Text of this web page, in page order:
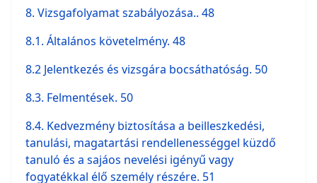
8. Vizsgafolyamat szabályozása.. 48
8.1. Általános követelmény. 48
8.2 Jelentkezés és vizsgára bocsáthatóság. 50
8.3. Felmentések. 50
8.4. Kedvezmény biztosítása a beilleszkedési,
tanulási, magatartási rendellenességgel küzdő
tanuló és a sajáos nevelési igényű vagy
fogyatékkal élő személy részére. 51